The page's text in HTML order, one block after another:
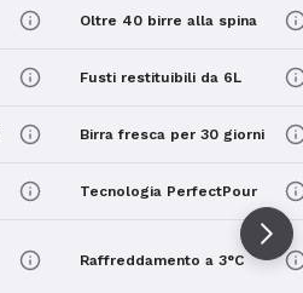
Oltre 40 birre alla spina
Fusti restituibili da 6L
Birra fresca per 30 giorni
Tecnologia PerfectPour
Raffreddamento a 3°C